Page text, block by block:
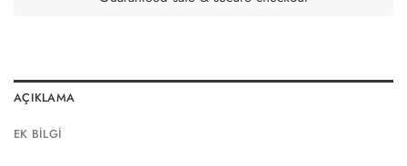
AÇIKLAMA
EK BILGI